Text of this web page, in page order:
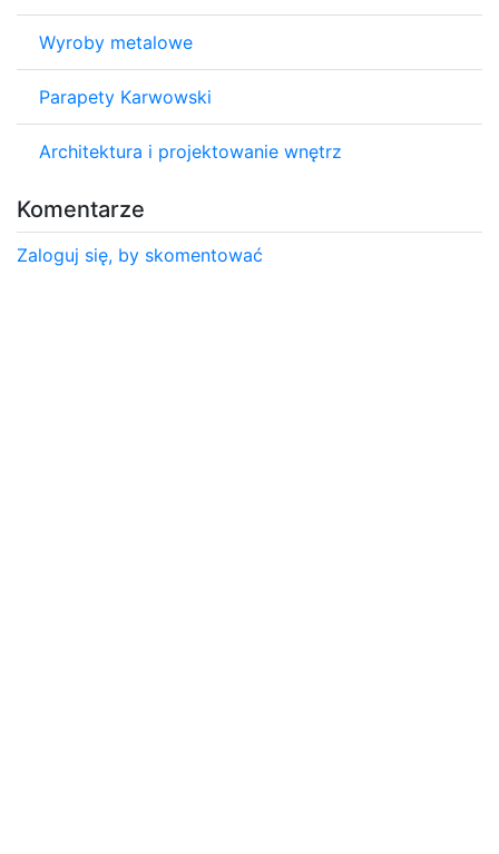
Wyroby metalowe
Parapety Karwowski
Architektura i projektowanie wnętrz
Komentarze
Zaloguj się, by skomentować